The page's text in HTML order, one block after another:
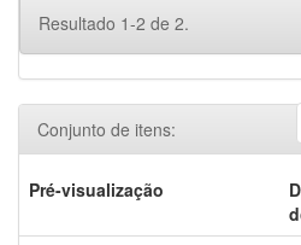
Resultado 1-2 de 2.
Conjunto de itens:
Pré-visualização